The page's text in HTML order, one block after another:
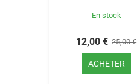
En stock
12,00 € 25,00 €
ACHETER